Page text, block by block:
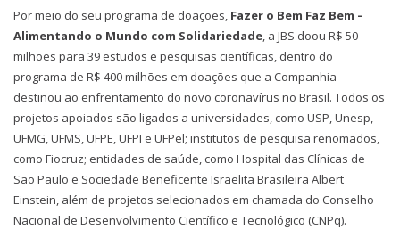
Por meio do seu programa de doações, Fazer o Bem Faz Bem –
Alimentando o Mundo com Solidariedade, a JBS doou R$ 50
milhões para 39 estudos e pesquisas científicas, dentro do
programa de R$ 400 milhões em doações que a Companhia
destinou ao enfrentamento do novo coronavírus no Brasil. Todos os
projetos apoiados são ligados a universidades, como USP, Unesp,
UFMG, UFMS, UFPE, UFPI e UFPel; institutos de pesquisa renomados,
como Fiocruz; entidades de saúde, como Hospital das Clínicas de
São Paulo e Sociedade Beneficente Israelita Brasileira Albert
Einstein, além de projetos selecionados em chamada do Conselho
Nacional de Desenvolvimento Científico e Tecnológico (CNPq).